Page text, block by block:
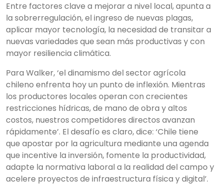
Entre factores clave a mejorar a nivel local, apunta a
la sobrerregulación, el ingreso de nuevas plagas,
aplicar mayor tecnología, la necesidad de transitar a
nuevas variedades que sean más productivas y con
mayor resiliencia climática.
Para Walker, ‘el dinamismo del sector agrícola
chileno enfrenta hoy un punto de inflexión. Mientras
los productores locales operan con crecientes
restricciones hídricas, de mano de obra y altos
costos, nuestros competidores directos avanzan
rápidamente’. El desafío es claro, dice: ‘Chile tiene
que apostar por la agricultura mediante una agenda
que incentive la inversión, fomente la productividad,
adapte la normativa laboral a la realidad del campo y
acelere proyectos de infraestructura física y digital’.